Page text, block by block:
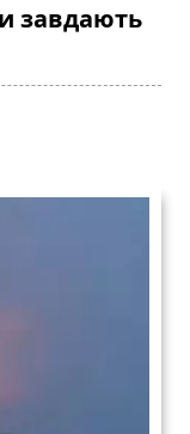
завдають